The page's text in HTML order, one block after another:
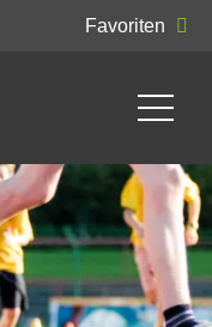
Favoriten